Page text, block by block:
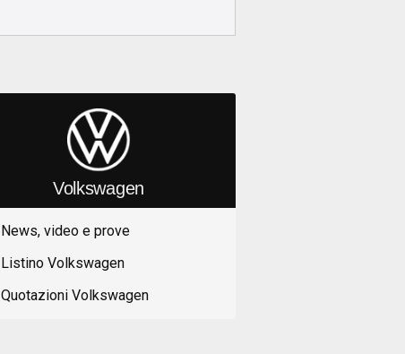
Volkswagen
News, video e prove
Listino Volkswagen
Quotazioni Volkswagen